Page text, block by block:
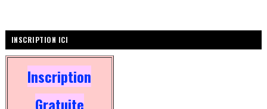
INSCRIPTION ICI
Inscription
Gratuite